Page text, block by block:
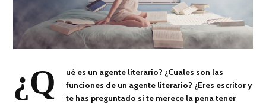
¿Q
ué es un agente literario? ¿Cuales son las
funciones de un agente literario? ¿Eres escritor y
te has preguntado si te merece la pena tener